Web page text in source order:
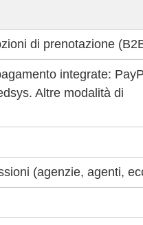
di prenotazione
integrate:
Altre modalità di
(agenzie, agenti,